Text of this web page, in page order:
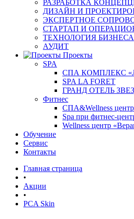
РАЗРАБОТКА
ДИЗАЙН И
ЭКСПЕРТНОЕ
СТАРТАП И
ТЕХНОЛОГИЯ БИЗНЕСА
АУДИТ
Проекты
SPA
СПА КОМПЛЕКС
SPA LA FORET
ГРАНД ОТЕЛЬ
Фитнес
СПА&Wellness центр
Spa при фитнес-
Wellness центр
Обучение
Сервис
Контакты
Главная страница
•
Акции
•
PCA Skin